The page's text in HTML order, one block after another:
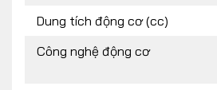
Dung tích động cơ (cc)
Công nghệ động cơ